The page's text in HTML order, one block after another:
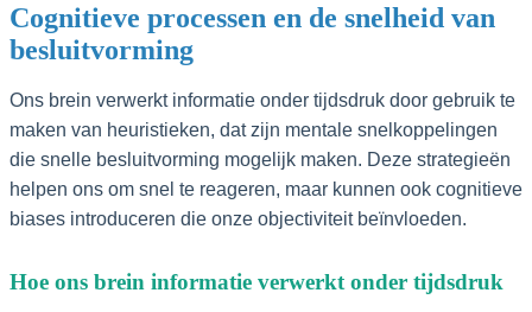
Cognitieve processen en de snelheid van
besluitvorming
Ons brein verwerkt informatie onder tijdsdruk door gebruik te
maken van heuristieken, dat zijn mentale snelkoppelingen
die snelle besluitvorming mogelijk maken. Deze strategieën
helpen ons om snel te reageren, maar kunnen ook cognitieve
biases introduceren die onze objectiviteit beïnvloeden.
Hoe ons brein informatie verwerkt onder tijdsdruk